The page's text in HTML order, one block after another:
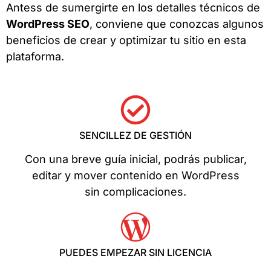
Antess de sumergirte en los detalles técnicos de
WordPress SEO, conviene que conozcas algunos
beneficios de crear y optimizar tu sitio en esta
plataforma.
SENCILLEZ DE GESTIÓN
Con una breve guía inicial, podrás publicar,
editar y mover contenido en WordPress
sin complicaciones.
PUEDES EMPEZAR SIN LICENCIA